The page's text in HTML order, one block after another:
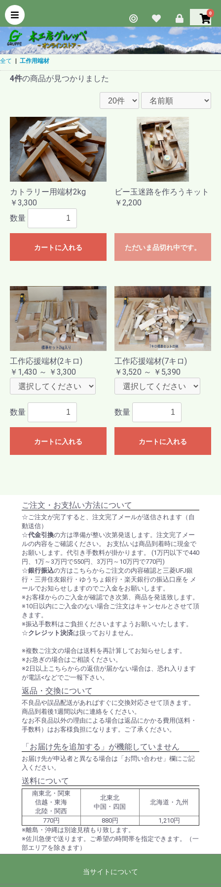
0
全て | 工作用端材
4件の商品が見つかりました
カトラリー用端材2kg
￥3,300
数量
カートに入れる
ビー玉迷路を作ろうキット
￥2,200
ただいま品切れ中です。
工作応援端材(2キロ)
￥1,430 ～ ￥3,300
数量
カートに入れる
工作応援端材(7キロ)
￥3,520 ～ ￥5,390
数量
カートに入れる
ご注文・お支払い方法について
☆ご注文が完了すると、注文完了メールが送信されます（自
動送信）
☆代金引換の方は準備が整い次第発送します。注文完了メー
ルの内容をご確認ください。 お支払いは商品到着時に現金で
お願いします。代引き手数料が掛かります。 (1万円以下で440
円、1万～3万円で550円、3万円～10万円で770円)
☆銀行振込の方はこちらからご注文の内容確認と三菱UFJ銀
行・三井住友銀行・ゆうちょ銀行・楽天銀行の振込口座を メ
ールでお知らせしますのでご入金をお願いします。
※お客様からのご入金が確認でき次第、商品を発送致します。
※10日以内にご入金のない場合ご注文はキャンセルとさせて頂
きます。
※振込手数料はご負担くださいますようお願いいたします。
☆クレジット決済は扱っておりません。
※複数ご注文の場合は送料を再計算してお知らせします。
※お急ぎの場合はご相談ください。
※2日以上こちらからの返信が届かない場合は、恐れ入ります
が電話<などでご一報下さい。
返品・交換について
不良品や誤品配送があればすぐに交換対応させて頂きます。
商品到着後1週間以内に連絡をください。
なお不良品以外の理由による場合は返品にかかる費用(送料・
手数料）はお客様負担になります。ご了承ください。
「お届け先を追加する」が機能していません
お届け先が申込者と異なる場合は「お問い合わせ」欄にご記
入ください。
送料について
南東北・関東
信越・東海
北陸・関西
北東北
中国・四国
北海道・九州
770円 880円
1,210円
※離島・沖縄は別途見積もり致します。
※佐川急便で送ります。ご希望の時間帯を指定できます。（一
部エリアを除きます）
当サイトについて